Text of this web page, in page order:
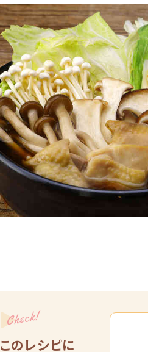
Check!
このレシピに